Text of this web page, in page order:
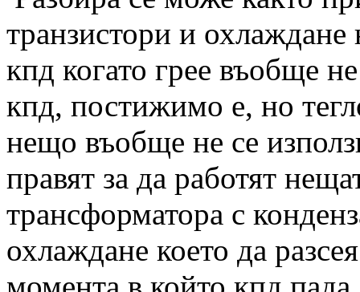
транзистори и охлаждане
кпд когато грее въобще
кпд, постижимо е, но
нещо въобще не се
правят за да работят
трансформатора с
охлаждане което да